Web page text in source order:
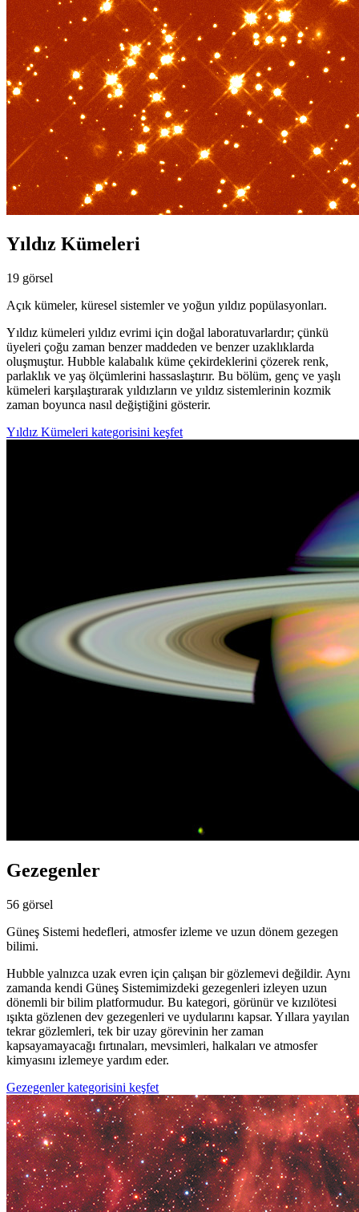
Yıldız Kümeleri
19 görsel
Açık kümeler, küresel sistemler ve yoğun yıldız popülasyonları.
Yıldız kümeleri yıldız evrimi için doğal laboratuvarlardır; çünkü
üyeleri çoğu zaman benzer maddeden ve benzer uzaklıklarda
oluşmuştur. Hubble kalabalık küme çekirdeklerini çözerek renk,
parlaklık ve yaş ölçümlerini hassaslaştırır. Bu bölüm, genç ve yaşlı
kümeleri karşılaştırarak yıldızların ve yıldız sistemlerinin kozmik
zaman boyunca nasıl değiştiğini gösterir.
Yıldız Kümeleri kategorisini keşfet
Gezegenler
56 görsel
Güneş Sistemi hedefleri, atmosfer izleme ve uzun dönem gezegen
bilimi.
Hubble yalnızca uzak evren için çalışan bir gözlemevi değildir. Aynı
zamanda kendi Güneş Sistemimizdeki gezegenleri izleyen uzun
dönemli bir bilim platformudur. Bu kategori, görünür ve kızılötesi
ışıkta gözlenen dev gezegenleri ve uydularını kapsar. Yıllara yayılan
tekrar gözlemleri, tek bir uzay görevinin her zaman
kapsayamayacağı fırtınaları, mevsimleri, halkaları ve atmosfer
kimyasını izlemeye yardım eder.
Gezegenler kategorisini keşfet